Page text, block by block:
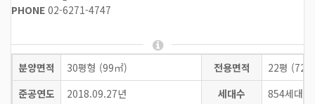
PHONE 02-6271-4747
분양면적 30평형 (99㎡) 전용면적
22평 (72
준공연도
2018.09.27년 세대수
854세대